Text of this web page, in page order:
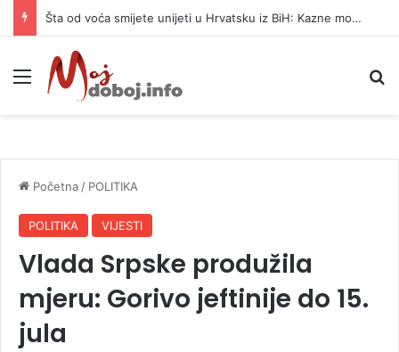
Šta od voća smijete unijeti u Hrvatsku iz BiH: Kazne mogu dostići 13.260 evra
Meni
Početna / POLITIKA
POLITIKA VIJESTI
Vlada Srpske produžila
mjeru: Gorivo jeftinije do 15.
jula